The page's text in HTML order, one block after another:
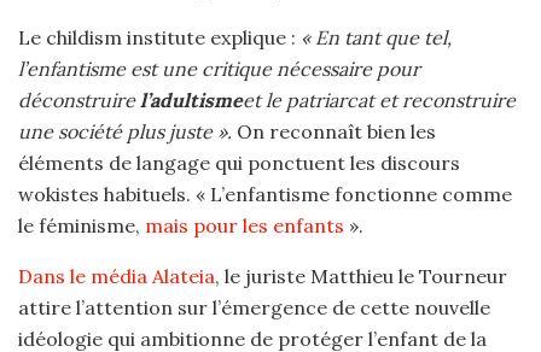
Le childism institute explique : « En tant que tel,
l’enfantisme est une critique nécessaire pour
déconstruirel’adultismeet le patriarcat et reconstruire
une société plus juste ». On reconnaît bien les
éléments de langage qui ponctuent les discours
wokistes habituels. « L’enfantisme fonctionne comme
le féminisme, mais pour les enfants ».
Dans le média Alateia, le juriste Matthieu le Tourneur
attire l’attention sur l’émergence de cette nouvelle
idéologie qui ambitionne de protéger l’enfant de la